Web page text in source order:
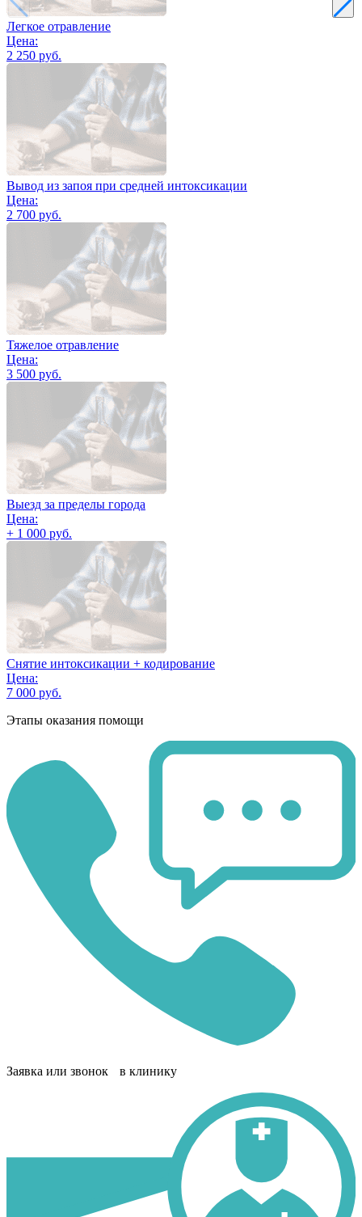
Легкое отравление
Цена:
2 250 руб.
Вывод из запоя при средней интоксикации
Цена:
2 700 руб.
Тяжелое отравление
Цена:
3 500 руб.
Выезд за пределы города
Цена:
+ 1 000 руб.
Снятие интоксикации + кодирование
Цена:
7 000 руб.
Этапы оказания помощи
Заявка или звонок в клинику